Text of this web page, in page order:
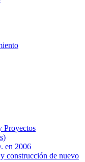
Proyectos
en 2006
construcción de nuevo